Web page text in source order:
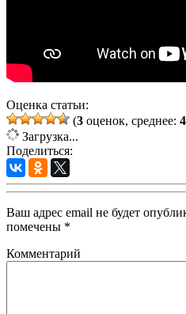
Оценка статьи:
(3 оценок, среднее:
Загрузка...
Поделиться:
Ваш адрес email не будет
помечены *
Комментарий